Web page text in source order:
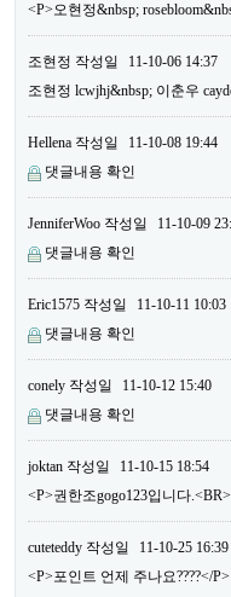
<P>오현정&nbsp;
조현정 작성일
11-10-06 14:37
조현정 lcwjhj&nbsp; 이춘우
Hellena 작성일
11-10-08 19:44
댓글내용 확인
JenniferWoo 작성일
11-10-09
댓글내용 확인
Eric1575 작성일
11-10-11 10:03
댓글내용 확인
conely 작성일
11-10-12 15:40
댓글내용 확인
joktan 작성일
11-10-15 18:54
<P>권한조gogo123입니다
cuteteddy 작성일
11-10-25 16:39
<P>포인트 언제 주나요????</P>